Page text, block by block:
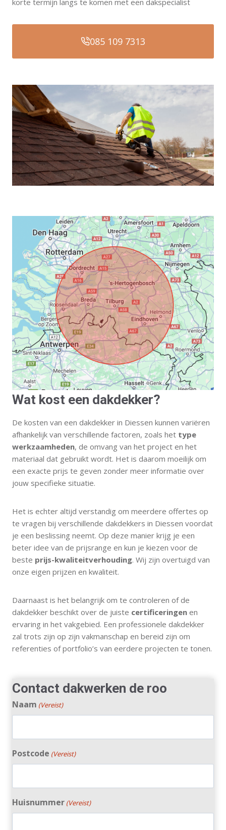
korte termijn langs te komen met een dakspecialist
085 109 7313
Wat kost een dakdekker?
De kosten van een dakdekker in Diessen kunnen variëren
afhankelijk van verschillende factoren, zoals het type
werkzaamheden, de omvang van het project en het
materiaal dat gebruikt wordt. Het is daarom moeilijk om
een exacte prijs te geven zonder meer informatie over
jouw specifieke situatie.
Het is echter altijd verstandig om meerdere offertes op
te vragen bij verschillende dakdekkers in Diessen voordat
je een beslissing neemt. Op deze manier krijg je een
beter idee van de prijsrange en kun je kiezen voor de
beste prijs-kwaliteitverhouding. Wij zijn overtuigd van
onze eigen prijzen en kwaliteit.
Daarnaast is het belangrijk om te controleren of de
dakdekker beschikt over de juiste certificeringen en
ervaring in het vakgebied. Een professionele dakdekker
zal trots zijn op zijn vakmanschap en bereid zijn om
referenties of portfolio’s van eerdere projecten te tonen.
Contact dakwerken de roo
Naam (Vereist)
Postcode (Vereist)
Huisnummer (Vereist)